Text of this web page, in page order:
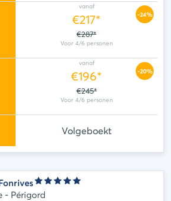
-24%
vanaf
€217*
€287*
-20%
vanaf
€196*
€245*
Volgeboekt
- Périgord